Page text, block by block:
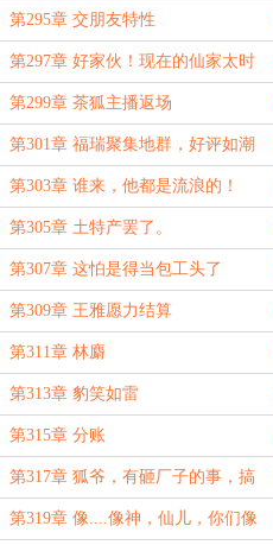
说了？
第295章 交朋友特性
第297章 好家伙！现在的仙家太时
髦了！
第299章 茶狐主播返场
第301章 福瑞聚集地群，好评如潮
第303章 谁来，他都是流浪的！
【第三更，求票】
第305章 土特产罢了。
第307章 这怕是得当包工头了
第309章 王雅愿力结算
第311章 林麝
第313章 豹笑如雷
第315章 分账
第317章 狐爷，有砸厂子的事，搞
不？
第319章 像....像神，仙儿，你们像